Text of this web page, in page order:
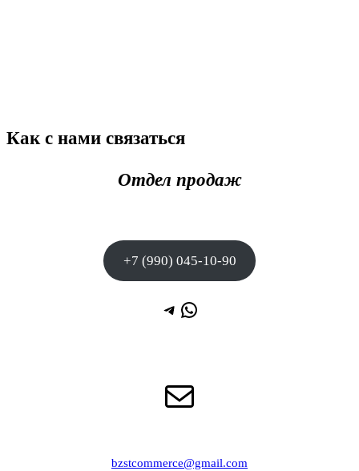
Как с нами связаться
Отдел продаж
+7 (990) 045-10-90
Telegram WhatsApp
Почта
bzstcommerce@gmail.com